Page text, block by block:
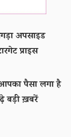
अपसाइड
प्राइस
पैसा लगा है
बड़ी ख़बरें